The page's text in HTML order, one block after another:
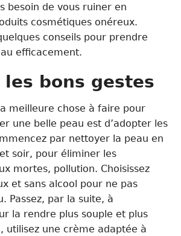
besoin de vous ruiner en
cosmétiques onéreux.
conseils pour prendre
efficacement.
bons gestes
meilleure chose à faire pour
une belle peau est d’adopter les
par nettoyer la peau en
soir, pour éliminer les
mortes, pollution. Choisissez
et sans alcool pour ne pas
Passez, par la suite, à
la rendre plus souple et plus
utilisez une crème adaptée à